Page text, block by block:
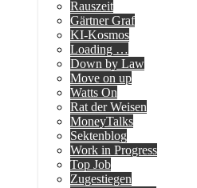
Rauszeit
Gärtner Graf
KI-Kosmos
Loading …
Down by Law
Move on up
Watts On
Rat der Weisen
MoneyTalks
Sektenblog
Work in Progress
Top Job
Zugestiegen